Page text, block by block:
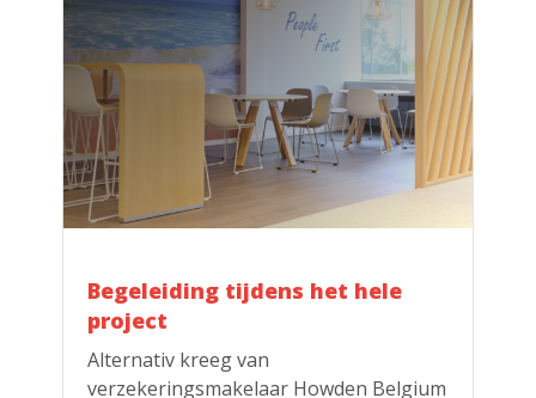
Begeleiding tijdens het hele
project
Alternativ kreeg van
verzekeringsmakelaar Howden Belgium